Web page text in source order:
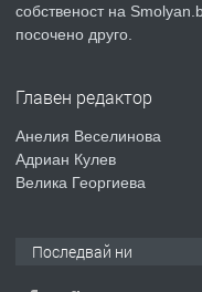
ПРЕДЛАГА
ТЪРСИ
собственост на
посочено друго.
Главен редактор
Анелия Веселинова
Адриан Кулев
Велика Георгиева
Последвай ни